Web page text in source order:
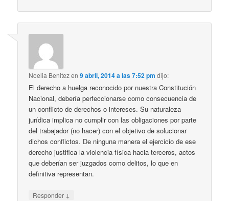
Noelia Benitezen9 abril, 2014 a las 7:52 pm dijo:
El derecho a huelga reconocido por nuestra Constitución
Nacional, debería perfeccionarse como consecuencia de
un conflicto de derechos o intereses. Su naturaleza
jurídica implica no cumplir con las obligaciones por parte
del trabajador (no hacer) con el objetivo de solucionar
dichos conflictos. De ninguna manera el ejercicio de ese
derecho justifica la violencia física hacia terceros, actos
que deberían ser juzgados como delitos, lo que en
definitiva representan.
Responder ↓